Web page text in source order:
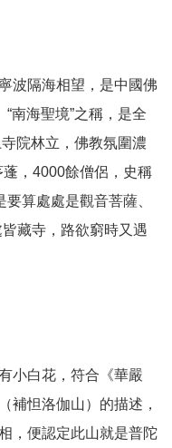
波隔海相望，是中國佛
南海聖境”之稱，是全
院林立，佛教氛圍濃
，4000餘僧侶，史稱
算處處是觀音菩薩、
藏寺，路欲窮時又遇
小白花，符合《華嚴
補怛洛伽山）的描述，
，便認定此山就是普陀